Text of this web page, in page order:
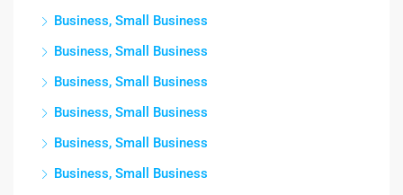
Business, Small Business
Business, Small Business
Business, Small Business
Business, Small Business
Business, Small Business
Business, Small Business